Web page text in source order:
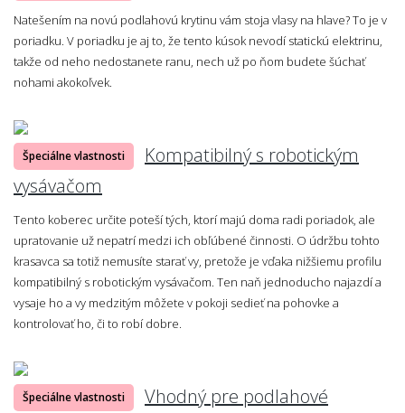
Natešením na novú podlahovú krytinu vám stoja vlasy na hlave? To je v
poriadku. V poriadku je aj to, že tento kúsok nevodí statickú elektrinu,
takže od neho nedostanete ranu, nech už po ňom budete šúchať
nohami akokoľvek.
Špeciálne vlastnosti
Kompatibilný s robotickým
vysávačom
Tento koberec určite poteší tých, ktorí majú doma radi poriadok, ale
upratovanie už nepatrí medzi ich obľúbené činnosti. O údržbu tohto
krasavca sa totiž nemusíte starať vy, pretože je vďaka nižšiemu profilu
kompatibilný s robotickým vysávačom. Ten naň jednoducho najazdí a
vysaje ho a vy medzitým môžete v pokoji sedieť na pohovke a
kontrolovať ho, či to robí dobre.
Špeciálne vlastnosti
Vhodný pre podlahové